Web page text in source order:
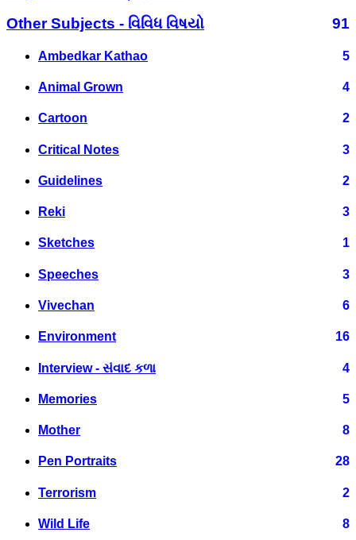
Other Subjects - વિવિધ વિષયો
91
Ambedkar Kathao 5
Animal Grown 4
Cartoon 2
Critical Notes 3
Guidelines 2
Reki 3
Sketches 1
Speeches 3
Vivechan 6
Environment 16
Interview - સંવાદ કળા 4
Memories 5
Mother 8
Pen Portraits 28
Terrorism 2
Wild Life 8